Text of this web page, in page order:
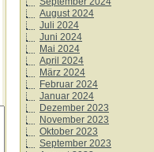
August 2024
Juli 2024
Juni 2024
Mai 2024
April 2024
März 2024
Februar 2024
Januar 2024
Dezember 2023
November 2023
Oktober 2023
September 2023